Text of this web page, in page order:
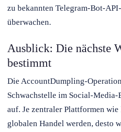
zu bekannten Telegram-Bot-
überwachen.
Ausblick: Die nächste
bestimmt
Die AccountDumpling-
Schwachstelle im Social-Media-
auf. Je zentraler Plattformen wie
globalen Handel werden, desto